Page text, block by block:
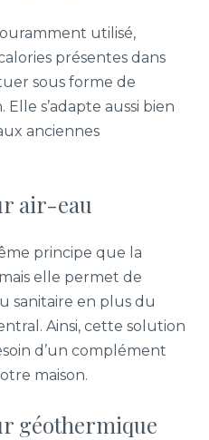
utilisé,
présentes dans
sous forme de
s’adapte aussi bien
anciennes
air-eau
principe que la
elle permet de
sanitaire en plus du
Ainsi, cette solution
d’un complément
maison.
géothermique